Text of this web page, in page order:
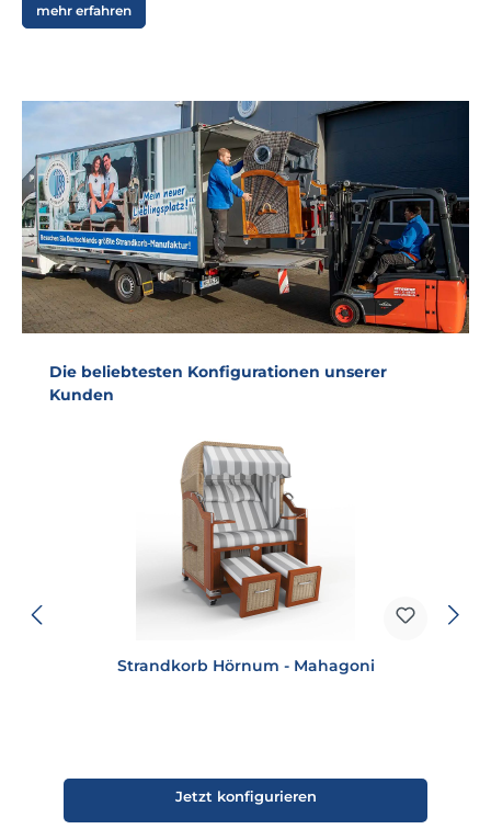
mehr erfahren
Produktgalerie überspringen
Die beliebtesten Konfigurationen unserer
Kunden
Strandkorb Hörnum - Mahagoni
Jetzt konfigurieren